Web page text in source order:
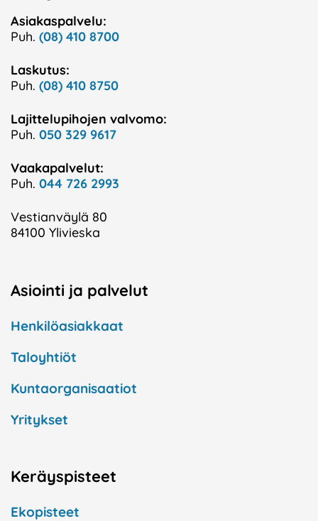
Asiakaspalvelu:
Puh. (08) 410 8700
Laskutus:
Puh. (08) 410 8750
Lajittelupihojen valvomo:
Puh. 050 329 9617
Vaakapalvelut:
Puh. 044 726 2993
Vestianväylä 80
84100 Ylivieska
Asiointi ja palvelut
Henkilöasiakkaat
Taloyhtiöt
Kuntaorganisaatiot
Yritykset
Keräyspisteet
Ekopisteet